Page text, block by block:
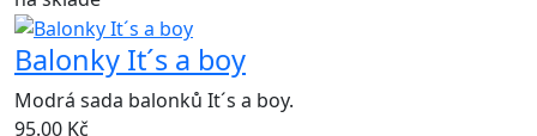
Balonky It´s a boy
Modrá sada balonků It´s a boy.
95.00 Kč